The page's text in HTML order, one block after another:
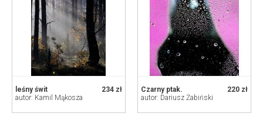
234 zł
leśny świt
autor: Kamil Mąkosza
220 zł
Czarny ptak.
autor: Dariusz Żabiński